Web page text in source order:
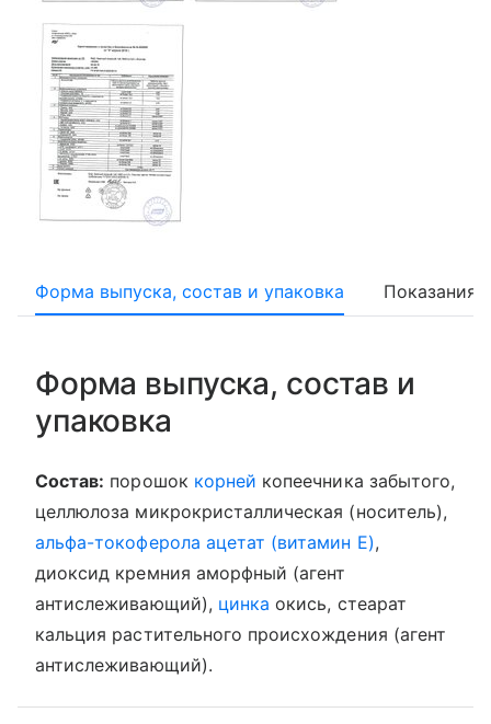
Форма выпуска, состав и упаковка Показания
Форма выпуска, состав и
упаковка
Состав: порошок корней копеечника забытого,
целлюлоза микрокристаллическая (носитель),
альфа-токоферола ацетат (витамин Е),
диоксид кремния аморфный (агент
антислеживающий), цинка окись, стеарат
кальция растительного происхождения (агент
антислеживающий).